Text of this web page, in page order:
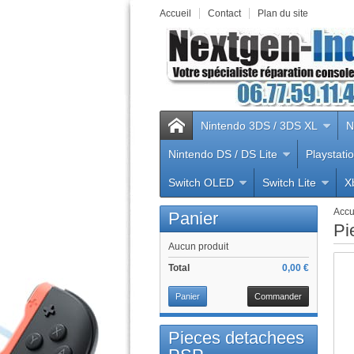
Accueil Contact Plan du site
Nintendo 3DS / 3DS XL
Nintendo DS / DS Lite
Switch OLED Switch Lite
Panier
Aucun produit
0,00 €
Total
Panier Commander
Pieces detachees